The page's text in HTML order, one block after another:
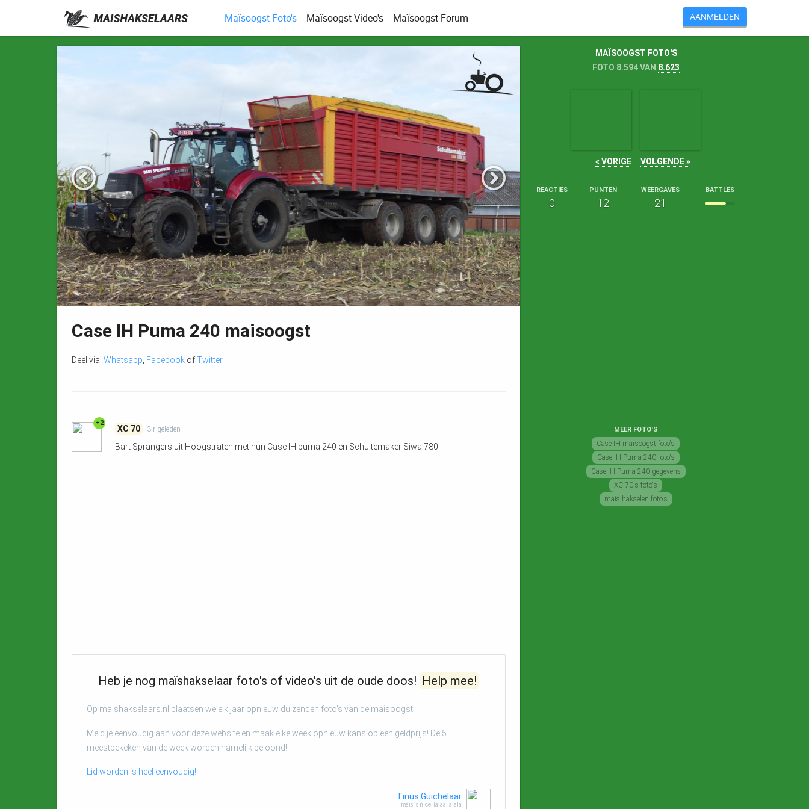
Maïsoogst Foto's Maïsoogst Video's Maïsoogst Forum AANMELDEN
Case IH Puma 240 maisoogst
Deel via: Whatsapp Facebook ofTwitter.
+2
XC 70 3jr geleden
Bart Sprangers uit Hoogstraten met hun Case IH puma 240 en Schuitemaker Siwa 780
Heb je nog maïshakselaar foto's of video's uit de oude doos! Help mee!
Op maishakselaars.nl plaatsen we elk jaar opnieuw duizenden foto's van de maisoogst.
Meld je eenvoudig aan voor deze website en maak elke week opnieuw kans op een geldprijs! De 5
meestbekeken van de week worden namelijk beloond!
Lid worden is heel eenvoudig!
Tinus Guichelaar
mais is nice, lalaa lalala
MAÏSOOGST FOTO'S
FOTO 8.594 VAN 8.623
« VORIGE VOLGENDE »
REACTIES
0
PUNTEN
12
WEERGAVES
21
BATTLES
MEER FOTO'S
Case IH maïsoogst foto's
Case IH Puma 240 foto's
Case IH Puma 240 gegevens
XC 70's foto's
mais hakselen foto's